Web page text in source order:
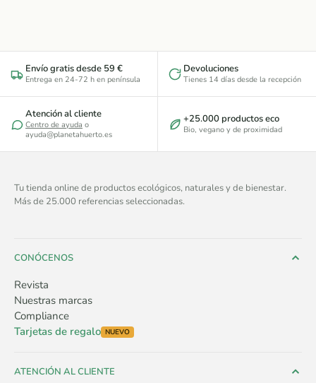
Envío gratis desde 59 €
Entrega en 24-72 h en península
Devoluciones
Tienes 14 días desde la recepción
Atención al cliente
Centro de ayuda o
ayuda@planetahuerto.es
+25.000 productos eco
Bio, vegano y de proximidad
Tu tienda online de productos ecológicos, naturales y de bienestar.
Más de 25.000 referencias seleccionadas.
CONÓCENOS
Revista
Nuestras marcas
Compliance
Tarjetas de regalo NUEVO
ATENCIÓN AL CLIENTE